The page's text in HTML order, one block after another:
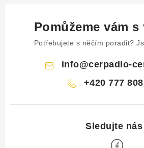
Pomůžeme vám s
Potřebujete s něčím poradit?
info@cerpadlo-
+420 777